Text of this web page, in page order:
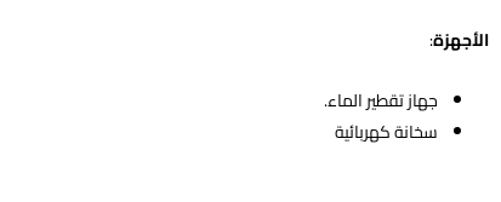
الأجهزة:
جهاز تقطير الماء.
سخانة كهربائية